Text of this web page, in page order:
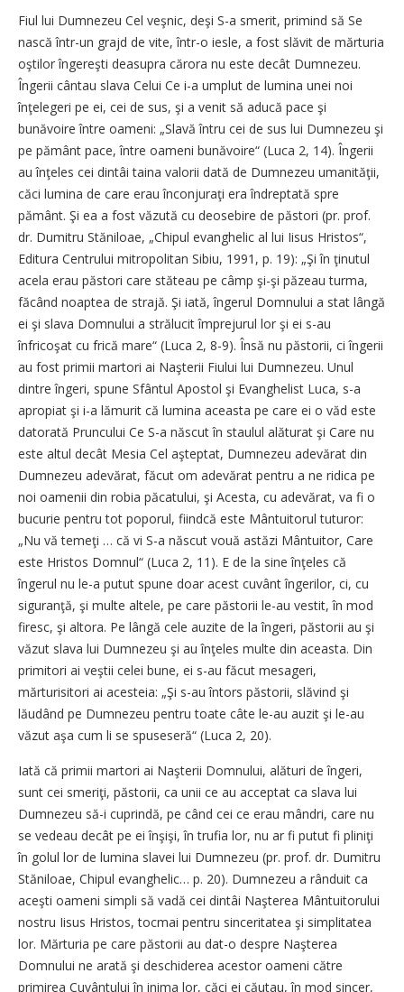
Fiul lui Dumnezeu Cel veşnic, deşi S-a smerit, primind să Se
nască într-un grajd de vite, într-o iesle, a fost slăvit de mărturia
oştilor îngereşti deasupra cărora nu este decât Dumnezeu.
Îngerii cântau slava Celui Ce i-a umplut de lumina unei noi
înţelegeri pe ei, cei de sus, şi a venit să aducă pace şi
bunăvoire între oameni: „Slavă întru cei de sus lui Dumnezeu şi
pe pământ pace, între oameni bunăvoire“ (Luca 2, 14). Îngerii
au înţeles cei dintâi taina valorii dată de Dumnezeu umanităţii,
căci lumina de care erau înconjuraţi era îndreptată spre
pământ. Şi ea a fost văzută cu deosebire de păstori (pr. prof.
dr. Dumitru Stăniloae, „Chipul evanghelic al lui Iisus Hristos“,
Editura Centrului mitropolitan Sibiu, 1991, p. 19): „Şi în ţinutul
acela erau păstori care stăteau pe câmp şi-şi păzeau turma,
făcând noaptea de strajă. Şi iată, îngerul Domnului a stat lângă
ei şi slava Domnului a strălucit împrejurul lor şi ei s-au
înfricoşat cu frică mare“ (Luca 2, 8-9). Însă nu păstorii, ci îngerii
au fost primii martori ai Naşterii Fiului lui Dumnezeu. Unul
dintre îngeri, spune Sfântul Apostol şi Evanghelist Luca, s-a
apropiat şi i-a lămurit că lumina aceasta pe care ei o văd este
datorată Pruncului Ce S-a născut în staulul alăturat şi Care nu
este altul decât Mesia Cel aşteptat, Dumnezeu adevărat din
Dumnezeu adevărat, făcut om adevărat pentru a ne ridica pe
noi oamenii din robia păcatului, şi Acesta, cu adevărat, va fi o
bucurie pentru tot poporul, fiindcă este Mântuitorul tuturor:
„Nu vă temeţi … că vi S-a născut vouă astăzi Mântuitor, Care
este Hristos Domnul“ (Luca 2, 11). E de la sine înţeles că
îngerul nu le-a putut spune doar acest cuvânt îngerilor, ci, cu
siguranţă, şi multe altele, pe care păstorii le-au vestit, în mod
firesc, şi altora. Pe lângă cele auzite de la îngeri, păstorii au şi
văzut slava lui Dumnezeu şi au înţeles multe din aceasta. Din
primitori ai veştii celei bune, ei s-au făcut mesageri,
mărturisitori ai acesteia: „Şi s-au întors păstorii, slăvind şi
lăudând pe Dumnezeu pentru toate câte le-au auzit şi le-au
văzut aşa cum li se spuseseră“ (Luca 2, 20).
Iată că primii martori ai Naşterii Domnului, alături de îngeri,
sunt cei smeriţi, păstorii, ca unii ce au acceptat ca slava lui
Dumnezeu să-i cuprindă, pe când cei ce erau mândri, care nu
se vedeau decât pe ei înşişi, în trufia lor, nu ar fi putut fi pliniţi
în golul lor de lumina slavei lui Dumnezeu (pr. prof. dr. Dumitru
Stăniloae, Chipul evanghelic… p. 20). Dumnezeu a rânduit ca
aceşti oameni simpli să vadă cei dintâi Naşterea Mântuitorului
nostru Iisus Hristos, tocmai pentru sinceritatea şi simplitatea
lor. Mărturia pe care păstorii au dat-o despre Naşterea
Domnului ne arată şi deschiderea acestor oameni către
primirea Cuvântului în inima lor, căci ei căutau, în mod sincer,